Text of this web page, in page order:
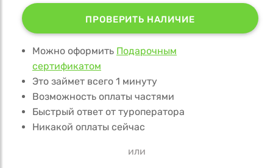
ПРОВЕРИТЬ НАЛИЧИЕ
Можно оформить Подарочным
сертификатом
Это займет всего 1 минуту
Возможность оплаты частями
Быстрый ответ от туроператора
Никакой оплаты сейчас
или